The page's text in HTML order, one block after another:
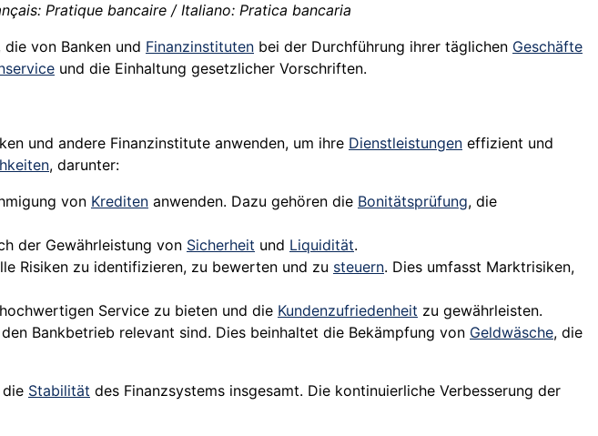
Pratique bancaire / Italiano: Pratica bancaria
die von Banken und Finanzinstituten bei der Durchführung ihrer täglichen Geschäfte
und die Einhaltung gesetzlicher Vorschriften.
und andere Finanzinstitute anwenden, um ihre Dienstleistungen effizient und
, darunter:
von Krediten anwenden. Dazu gehören die Bonitätsprüfung, die
der Gewährleistung von Sicherheit und Liquidität.
Risiken zu identifizieren, zu bewerten und zu steuern. Dies umfasst Marktrisiken,
Service zu bieten und die Kundenzufriedenheit zu gewährleisten.
Bankbetrieb relevant sind. Dies beinhaltet die Bekämpfung von Geldwäsche, die
die Stabilität des Finanzsystems insgesamt. Die kontinuierliche Verbesserung der